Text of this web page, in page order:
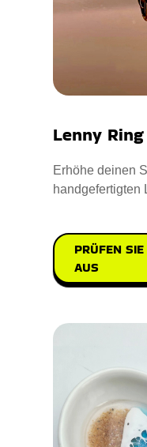
Lenny Ring
Erhöhe deinen
handgefertigten
PRÜFEN SIE
AUS